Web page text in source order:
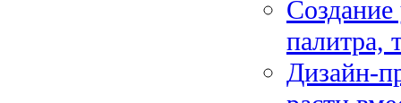
палитра,
Дизайн-